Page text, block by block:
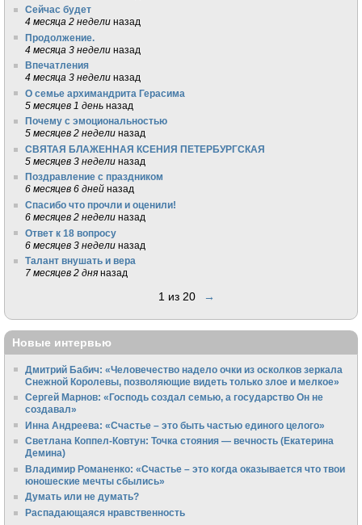
Сейчас будет
4 месяца 2 недели назад
Продолжение.
4 месяца 3 недели назад
Впечатления
4 месяца 3 недели назад
О семье архимандрита Герасима
5 месяцев 1 день назад
Почему с эмоциональностью
5 месяцев 2 недели назад
СВЯТАЯ БЛАЖЕННАЯ КСЕНИЯ ПЕТЕРБУРГСКАЯ
5 месяцев 3 недели назад
Поздравление с праздником
6 месяцев 6 дней назад
Спасибо что прочли и оценили!
6 месяцев 2 недели назад
Ответ к 18 вопросу
6 месяцев 3 недели назад
Талант внушать и вера
7 месяцев 2 дня назад
1 из 20 →
Новые интервью
Дмитрий Бабич: «Человечество надело очки из осколков зеркала
Снежной Королевы, позволяющие видеть только злое и мелкое»
Сергей Марнов: «Господь создал семью, а государство Он не
создавал»
Инна Андреева: «Счастье – это быть частью единого целого»
Светлана Коппел-Ковтун: Точка стояния — вечность (Екатерина
Демина)
Владимир Романенко: «Счастье – это когда оказывается что твои
юношеские мечты сбылись»
Думать или не думать?
Распадающаяся нравственность